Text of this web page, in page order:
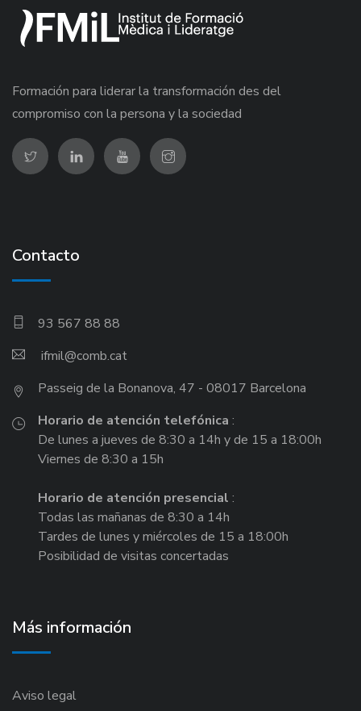
Formación para liderar la transformación des del
compromiso con la persona y la sociedad
Contacto
93 567 88 88
ifmil
Passeig de la Bonanova, 47 - 08017 Barcelona
Horario de atención telefónica :
De lunes a jueves de 8:30 a 14h y de 15 a 18:00h
Viernes de 8:30 a 15h
Horario de atención presencial :
Todas las mañanas de 8:30 a 14h
Tardes de lunes y miércoles de 15 a 18:00h
Posibilidad de visitas concertadas
Más información
Aviso legal